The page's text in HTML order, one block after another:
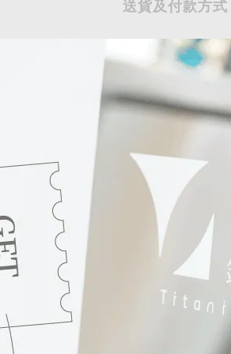
送貨及付款方式